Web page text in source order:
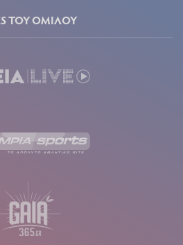
ΤΟΥ ΟΜΙΛΟΥ